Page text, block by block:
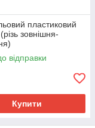
пластиковий
зовнішня-
відправки
Купити